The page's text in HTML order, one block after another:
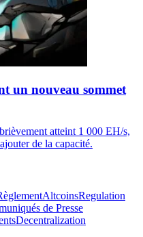
un nouveau sommet
atteint 1 000 EH/s,
de la capacité.
AltcoinsRegulation
de Presse
Decentralization